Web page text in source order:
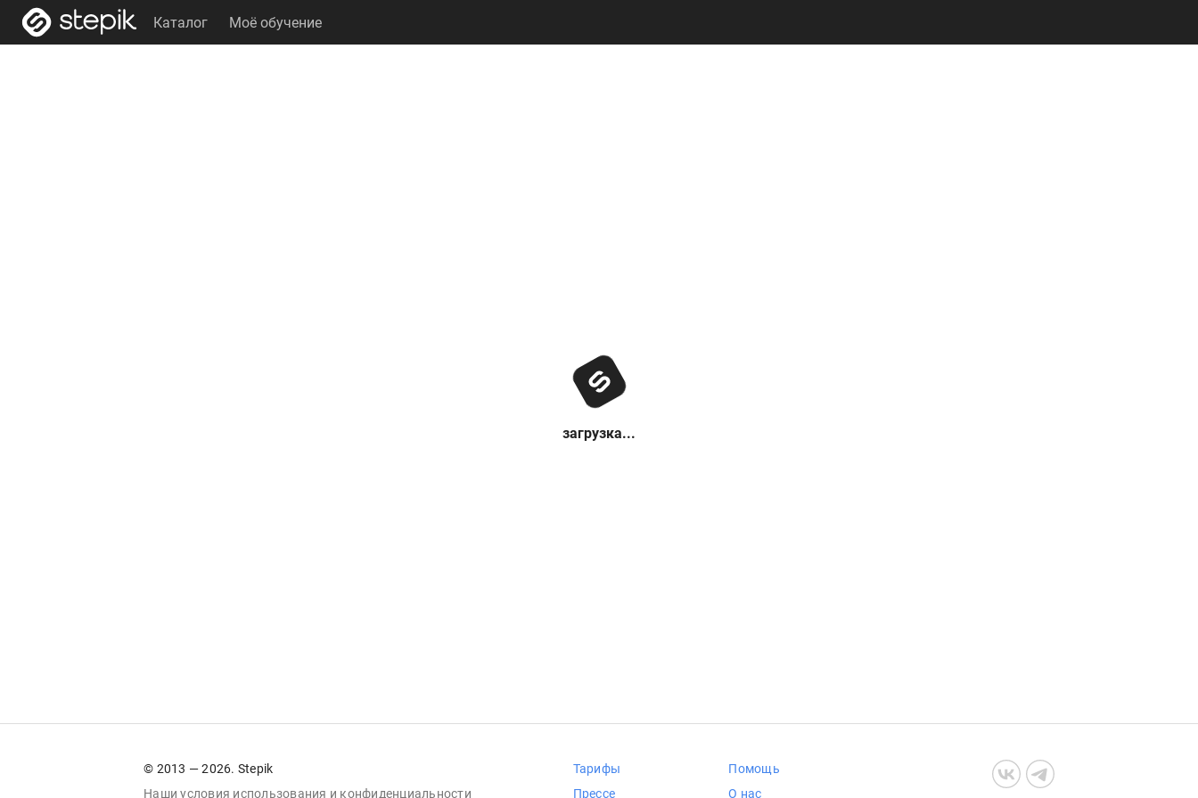
Каталог Моё обучение
загрузка...
© 2013 — 2026. Stepik
Наши условия использования и конфиденциальности
Тарифы
Прессе
Помощь
О нас